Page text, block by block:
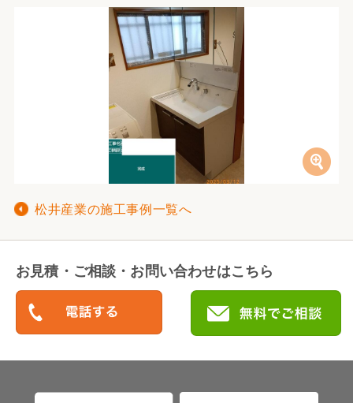
松井産業の施工事例一覧へ
お見積・ご相談・お問い合わせはこちら